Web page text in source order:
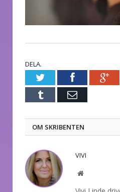
DELA.
TwitterFacebook
Tumblr E-
OM SKRIBENTEN
VIVI
Website